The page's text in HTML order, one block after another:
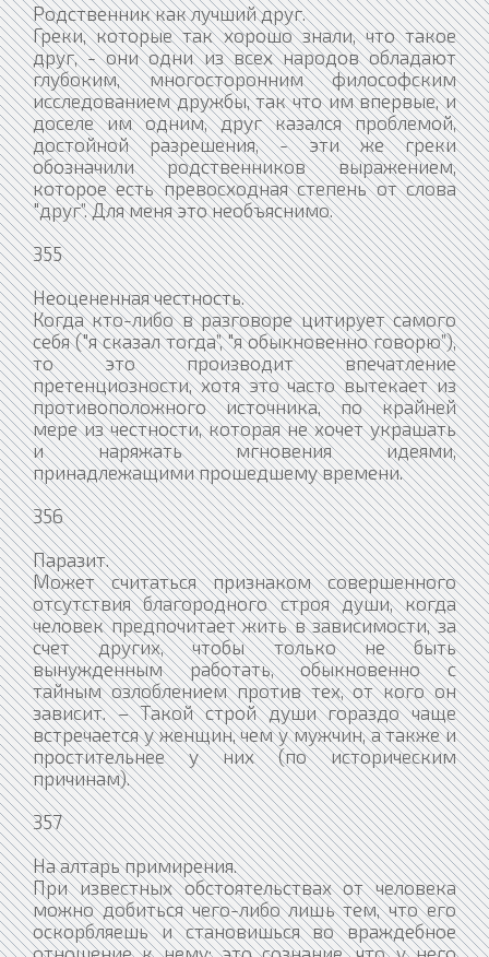
Родственник как лучший друг.
Греки, которые так хорошо знали, что такое
друг, - они одни из всех народов обладают
глубоким, многосторонним философским
исследованием дружбы, так что им впервые, и
доселе им одним, друг казался проблемой,
достойной разрешения, - эти же греки
обозначили родственников выражением,
которое есть превосходная степень от слова
"друг”. Для меня это необъяснимо.
355
Неоцененная честность.
Когда кто-либо в разговоре цитирует самого
себя ("я сказал тогда”, "я обыкновенно говорю”),
то это производит впечатление
претенциозности, хотя это часто вытекает из
противоположного источника, по крайней
мере из честности, которая не хочет украшать
и наряжать мгновения идеями,
принадлежащими прошедшему времени.
356
Паразит.
Может считаться признаком совершенного
отсутствия благородного строя души, когда
человек предпочитает жить в зависимости, за
счет других, чтобы только не быть
вынужденным работать, обыкновенно с
тайным озлоблением против тех, от кого он
зависит. – Такой строй души гораздо чаще
встречается у женщин, чем у мужчин, а также и
простительнее у них (по историческим
причинам).
357
На алтарь примирения.
При известных обстоятельствах от человека
можно добиться чего-либо лишь тем, что его
оскорбляешь и становишься во враждебное
отношение к нему: это сознание, что у него